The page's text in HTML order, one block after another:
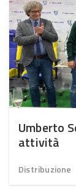
Umberto
attività
Distribuzione